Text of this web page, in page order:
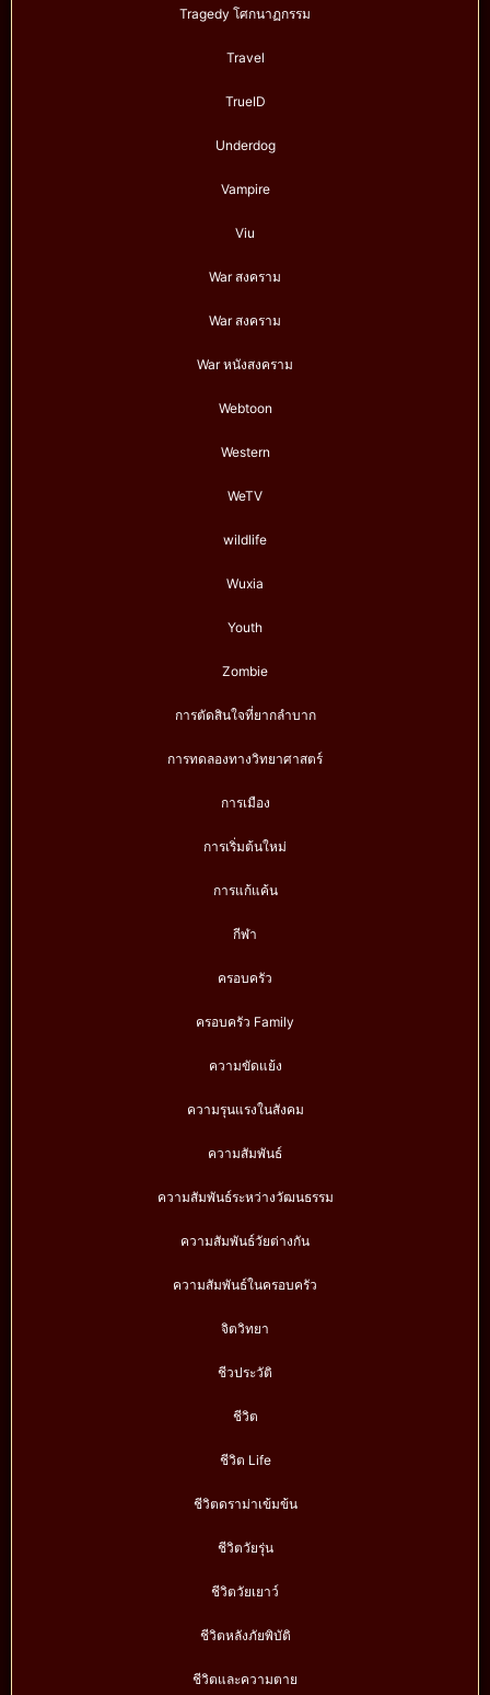
Tragedy โศกนาฏกรรม
Travel
TrueID
Underdog
Vampire
Viu
War สงคราม
War สงคราม
War หนังสงคราม
Webtoon
Western
WeTV
wildlife
Wuxia
Youth
Zombie
การตัดสินใจที่ยากลำบาก
การทดลองทางวิทยาศาสตร์
การเมือง
การเริ่มต้นใหม่
การแก้แค้น
กีฬา
ครอบครัว
ครอบครัว Family
ความขัดแย้ง
ความรุนแรงในสังคม
ความสัมพันธ์
ความสัมพันธ์ระหว่างวัฒนธรรม
ความสัมพันธ์วัยต่างกัน
ความสัมพันธ์ในครอบครัว
จิตวิทยา
ชีวประวัติ
ชีวิต
ชีวิต Life
ชีวิตดราม่าเข้มข้น
ชีวิตวัยรุ่น
ชีวิตวัยเยาว์
ชีวิตหลังภัยพิบัติ
ชีวิตและความตาย